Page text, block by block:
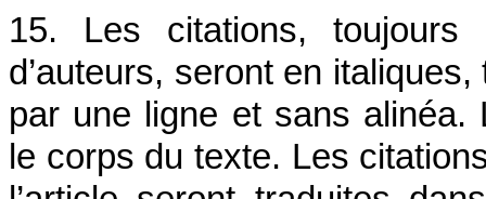
15. Les citations,
d’auteurs, seront en
par une ligne et sans alinéa.
le corps du texte. Les